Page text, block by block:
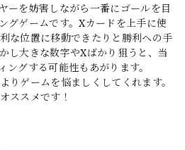
ーを妨害しながら一番にゴールを目
グゲームです。Xカードを上手に使
な位置に移動できたりと勝利への手
し大きな数字やXばかり狙うと、当
ングする可能性もあがります。
りゲームを悩ましくしてくれます。
ススメです！